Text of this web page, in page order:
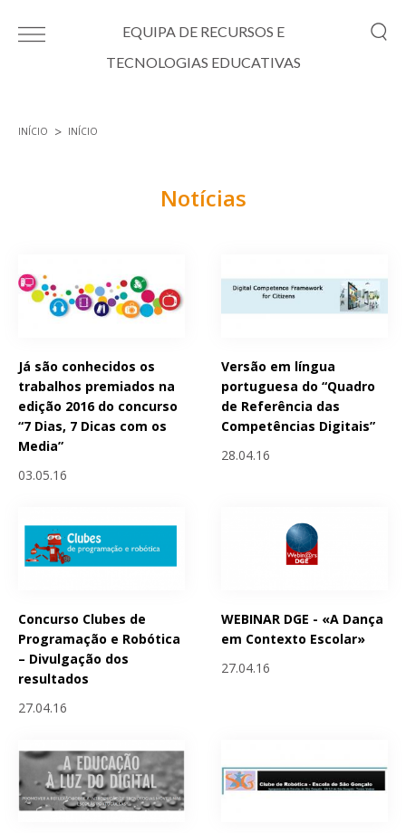
EQUIPA DE RECURSOS E
TECNOLOGIAS EDUCATIVAS
INÍCIO INÍCIO
Notícias
Já são conhecidos os
trabalhos premiados na
edição 2016 do concurso
“7 Dias, 7 Dicas com os
Media”
03.05.16
Versão em língua
portuguesa do “Quadro
de Referência das
Competências Digitais”
28.04.16
Concurso Clubes de
Programação e Robótica
– Divulgação dos
resultados
27.04.16
WEBINAR DGE - «A Dança
em Contexto Escolar»
27.04.16
Páginas